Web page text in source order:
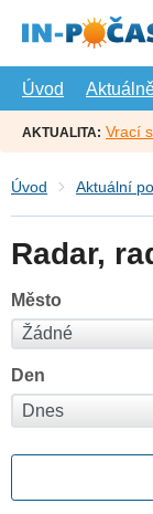
hlavní
Úvod
AKTUALITA: Vrací
Úvod Aktuální
Radar,
Město
Den